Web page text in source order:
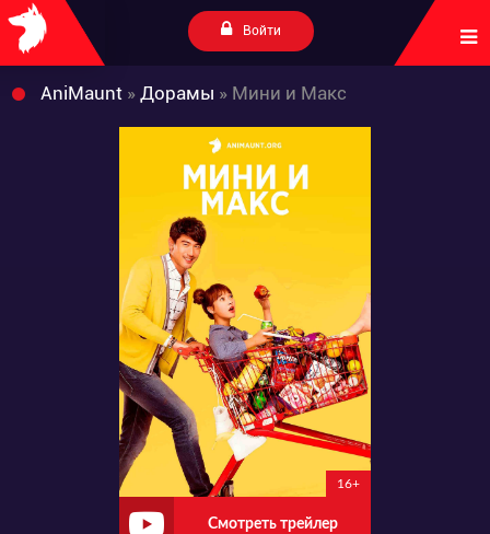
Войти
AniMaunt » Дорамы » Мини и Макс
16+
Смотреть трейлер